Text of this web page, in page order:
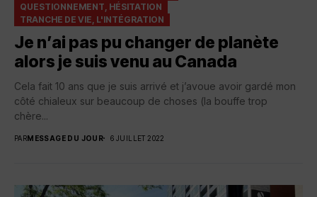
QUESTIONNEMENT, HÉSITATION
TRANCHE DE VIE, L'INTÉGRATION
Je n’ai pas pu changer de planète
alors je suis venu au Canada
Cela fait 10 ans que je suis arrivé et j’avoue avoir gardé mon
côté chialeux sur beaucoup de choses (la bouffe trop
chère...
PARMESSAGE DU JOUR 6 JUILLET 2022